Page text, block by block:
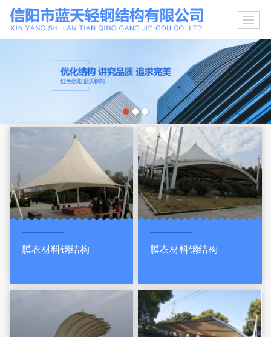
膜衣材料钢结构 膜衣材料钢结构